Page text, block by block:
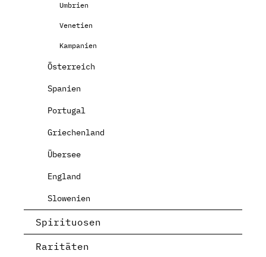
Umbrien
Venetien
Kampanien
Österreich
Spanien
Portugal
Griechenland
Übersee
England
Slowenien
Spirituosen
Raritäten